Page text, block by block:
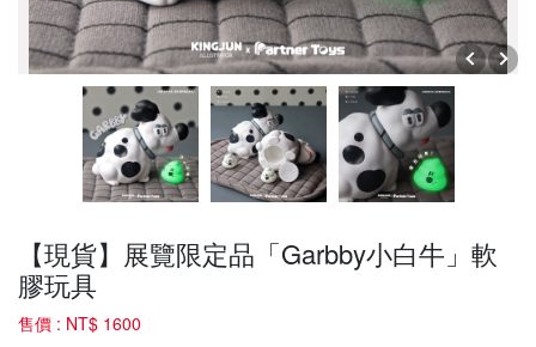
【現貨】展覽限定品「Garbby小白牛」軟
膠玩具
售價 : NT$ 1600